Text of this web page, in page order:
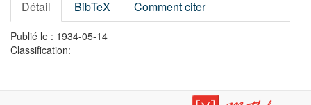
Détail BibTeX Comment citer
Publié le : 1934-05-14
Classification: